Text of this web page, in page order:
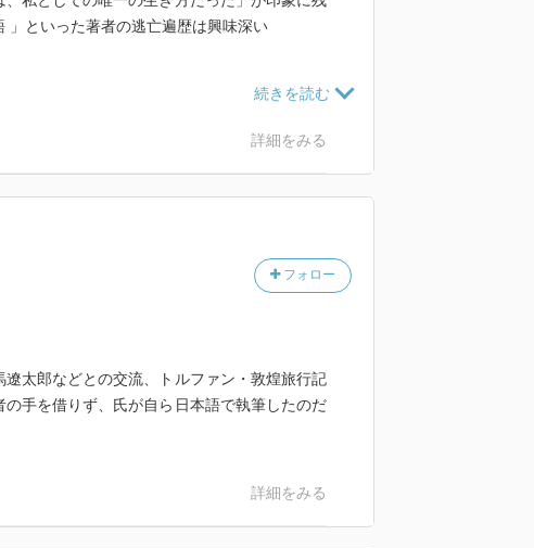
といった著者の逃亡遍歴は興味深い
捉えた点は なるほどと思う。そういう人間理
国際人は 外国人に対して、異人意識を持た
しく理解できると認める」とある。国際人で
思う
めを得た。逃避することは〜恐ろしい出来事
詳細をみる
フォロー
太郎などとの交流、トルファン・敦煌旅行記
手を借りず、氏が自ら日本語で執筆したのだ
詳細をみる